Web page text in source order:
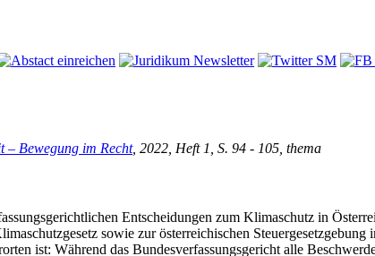
– Bewegung im Recht, 2022, Heft 1, S. 94 - 105, thema
Entscheidungen zum Klimaschutz in
sowie zur österreichischen
ist: Während das Bundesverfassungsgericht alle